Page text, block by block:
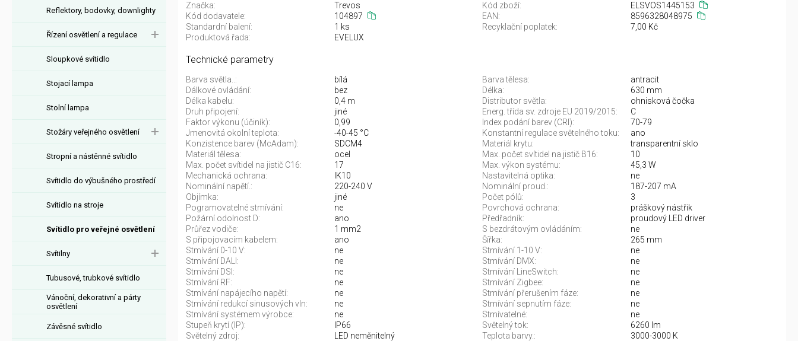
Reflektory, bodovky, downlighty
Řízení osvětlení a regulace
Sloupkové svítidlo
Stojací lampa
Stolní lampa
Stožáry veřejného osvětlení
Stropní a nástěnné svítidlo
Svítidlo do výbušného prostředí
Svítidlo na stroje
Svítidlo pro veřejné osvětlení
Svítilny
Tubusové, trubkové svítidlo
Vánoční, dekorativní a párty
osvětlení
Závěsné svítidlo
Značka: Trevos Kód zboží:
ELSVOS1445153
Kód dodavatele:
104897 EAN:
8596328048975
Standardní balení:
1 ks Recyklační poplatek:
7,00 Kč
Produktová řada:
EVELUX
Technické parametry
Barva světla..: bílá Barva tělesa:
antracit
Dálkové ovládání:
bez Délka:
630 mm
Délka kabelu:
0,4 m Distributor světla:
ohnisková čočka
Druh připojení:
jiné Energ. třída sv. zdroje EU 2019/2015:
C
Faktor výkonu (účiník):
0,99 Index podání barev (CRI):
70-79
Jmenovitá okolní teplota:
-40-45 °C Konstantní regulace světelného toku:
ano
Konzistence barev (McAdam):
SDCM4 Materiál krytu:
transparentní sklo
Materiál tělesa:
ocel Max. počet svítidel na jistič B16:
10
Max. počet svítidel na jistič C16:
17 Max. výkon systému:
45,3 W
Mechanická ochrana:
IK10 Nastavitelná optika:
ne
Nominální napětí.:
220-240 V Nominální proud.:
187-207 mA
Objímka:
jiné Počet pólů:
3
Pogramovatelné stmívání:
ne Povrchová ochrana:
práškový nástřik
Požární odolnost D:
ano Předřadník:
proudový LED driver
Průřez vodiče:
1 mm2 S bezdrátovým ovládáním:
ne
S připojovacím kabelem:
ano Šířka:
265 mm
Stmívání 0-10 V:
ne Stmívání 1-10 V:
ne
Stmívání DALI:
ne Stmívání DMX:
ne
Stmívání DSI:
ne Stmívání LineSwitch:
ne
Stmívání RF:
ne Stmívání Zigbee:
ne
Stmívání napájecího napětí:
ne Stmívání přerušením fáze:
ne
Stmívání redukcí sinusových vln:
ne Stmívání sepnutím fáze:
ne
Stmívání systémem výrobce:
ne Stmívatelné:
ne
Stupeň krytí (IP):
IP66 Světelný tok:
6260 lm
Světelný zdroj:
LED neměnitelný Teplota barvy.:
3000-3000 K